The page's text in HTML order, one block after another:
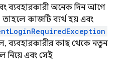
ব্যবহারকারী অনেক দিন আগে
কাজটি ব্যর্থ হয় এবং
ব্যবহারকারীর কাছ থেকে নতুন
নিয়ে এবং সেই